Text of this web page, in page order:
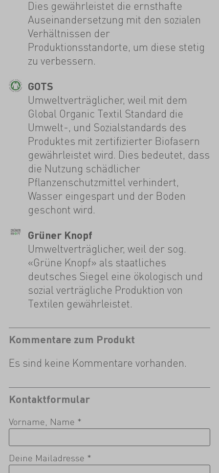
Dies gewährleistet die ernsthafte
Auseinandersetzung mit den sozialen
Verhältnissen der
Produktionsstandorte, um diese stetig
zu verbessern.
GOTS
Umweltverträglicher, weil mit dem
Global Organic Textil Standard die
Umwelt-, und Sozialstandards des
Produktes mit zertifizierter Biofasern
gewährleistet wird. Dies bedeutet, dass
die Nutzung schädlicher
Pflanzenschutzmittel verhindert,
Wasser eingespart und der Boden
geschont wird.
Grüner Knopf
Umweltverträglicher, weil der sog.
«Grüne Knopf» als staatliches
deutsches Siegel eine ökologisch und
sozial verträgliche Produktion von
Textilen gewährleistet.
Kommentare zum Produkt
Es sind keine Kommentare vorhanden.
Kontaktformular
Vorname, Name *
Deine Mailadresse *